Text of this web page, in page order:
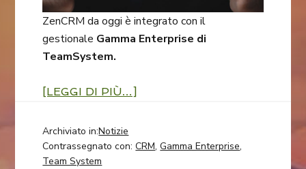
ZenCRM da oggi è integrato con il
gestionale Gamma Enterprise di
TeamSystem.
[LEGGI DI PIÙ…]
Archiviato in:Notizie
Contrassegnato con:CRM,Gamma Enterprise,
Team System